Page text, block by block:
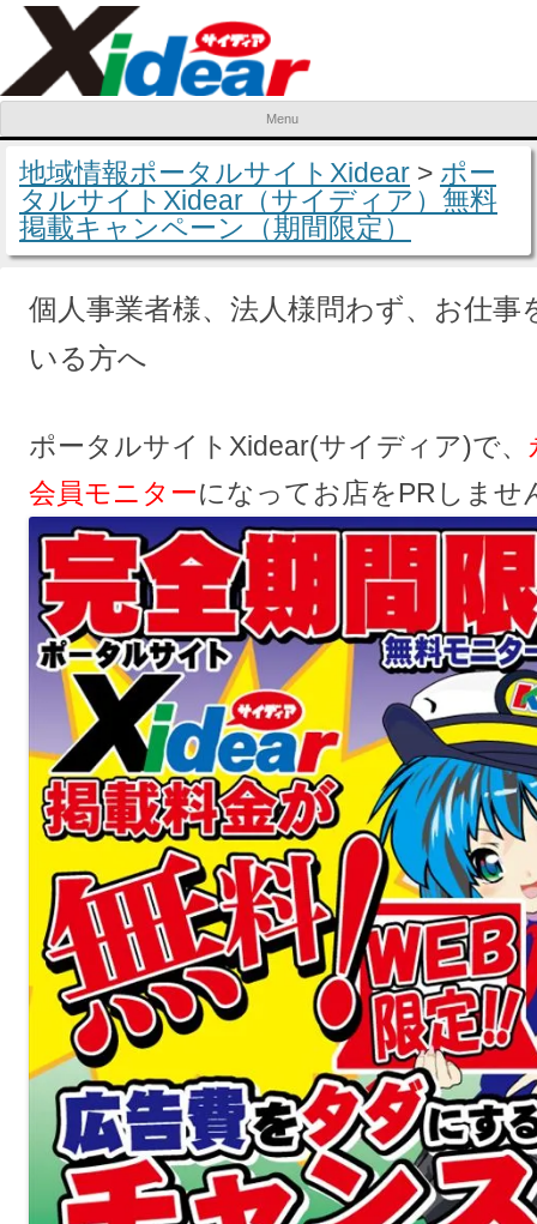
Menu
Skip to content
地域情報ポータルサイトXidear > ポー
タルサイトXidear（サイディア）無料
掲載キャンペーン（期間限定）
個人事業者様、法人様問わず、お仕事
いる方へ
ポータルサイトXidear(サイディア)で、
会員モニターになってお店をPRしませ